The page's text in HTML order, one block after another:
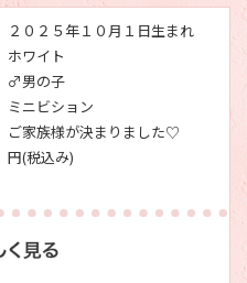
２０２５年１０月１日生まれ
ホワイト
♂男の子
ミニビション
ご家族様が決まりました♡
円(税込み)